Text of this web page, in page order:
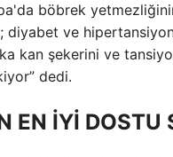
böbrek
diyabet ve
kan şekerini ve
dedi.
EN İYİ DOSTU